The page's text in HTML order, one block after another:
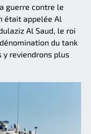
guerre contre le
était appelée Al
Al Saud, le roi
du tank
y reviendrons plus